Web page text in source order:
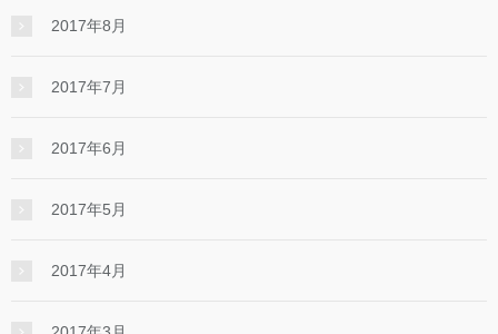
2017年8月
2017年7月
2017年6月
2017年5月
2017年4月